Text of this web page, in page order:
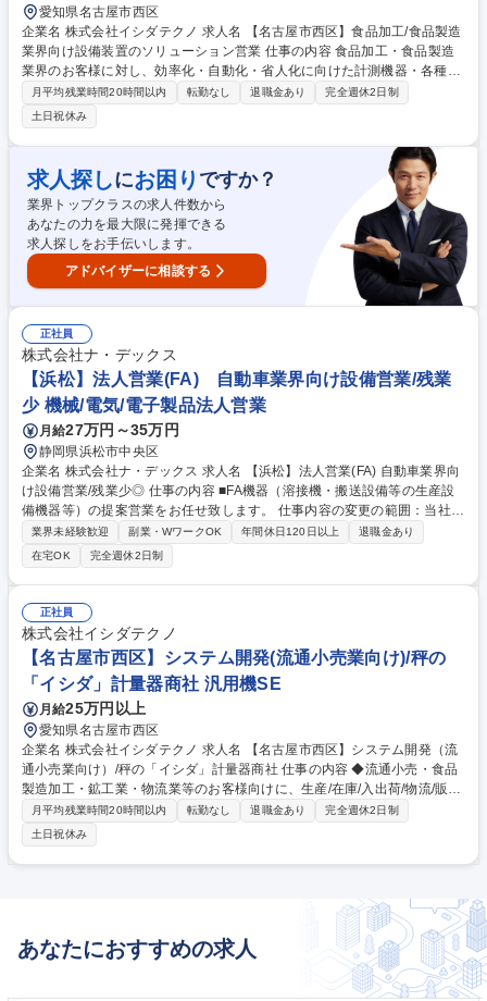
愛知県名古屋市西区
企業名 株式会社イシダテクノ 求人名 【名古屋市西区】食品加工/食品製造
業界向け設備装置のソリューション営業 仕事の内容 食品加工・食品製造
業界のお客様に対し、効率化・自動化・省人化に向けた計測機器・各種設
備機器ならびにITシステムを組み合わせたソリューション営業を行って頂
きます。 複数の設備を組み合わせた設備ラインや、生産効率を更に向上さ
せるためのITシステムも含め、複合的提案からお客様の課題解決に尽力頂
きます。担当するお客様は、既存のお客様が大半になりますので、ご利用
頂いている製品の調子を伺い、定期メンテナンスのご案内や新しい機械の
導入などの深耕営業をお任せします。1人あたりの担当企業数は20～30社
で、担当エリアは愛知地区をメインで一部岐阜・三重の企業様となりま
す。 募集職種 【名古屋市西区】食品加工/食品製造業界向け設備装置のソ
リューション営業
月平均残業時間20時間以内 転勤なし 退職金あり
完全週休2日制
土日祝休み
求人探しにお困り ですか？
業界トップクラスの求人件数から
あなたの力を最大限に発揮できる
求人探しをお手伝いします。
アドバイザーに相談する
正社員
株式会社ナ・デックス
【浜松】法人営業(FA) 自動車業界向け設備営業/残業
少 機械/電気/電子製品法人営業
月給27万円～35万円
静岡県浜松市中央区
企業名 株式会社ナ・デックス 求人名 【浜松】法人営業(FA) 自動車業界向
け設備営業/残業少◎ 仕事の内容 ■FA機器（溶接機・搬送設備等の生産設
備機器等）の提案営業をお任せ致します。 仕事内容の変更の範囲：当社業
務全般 【詳細】顧客からの生産ラインに関する要望に対し、設備機器のカ
スタマイズやコーディネートを顧客にあった形で提案、納入までのサポー
トを担当して頂きます。既存のお客様の新規ニーズ開拓、異業種への提案
営業も行って頂きます。【競合優位】溶接機器（制御装置）における国内
シェア50％超。国内の自動車メーカーすべてとお取引があり、取引先も大
手企業を中心にご担当いただけます。 募集職種 【浜松】法人営業(FA) 自
動車業界向け設備営業/残業少◎
業界未経験歓迎 副業・WワークOK 年間休日120日以上
退職金あり
在宅OK
完全週休2日制
正社員
株式会社イシダテクノ
【名古屋市西区】システム開発(流通小売業向け)/秤の
「イシダ」計量器商社 汎用機SE
月給25万円以上
愛知県名古屋市西区
企業名 株式会社イシダテクノ 求人名 【名古屋市西区】システム開発（流
通小売業向け）/秤の「イシダ」計量器商社 仕事の内容 ◆流通小売・食品
製造加工・鉱工業・物流業等のお客様向けに、生産/在庫/入出荷/物流/販売
管理・ワークフローシステムなど各種業務アプリケーション開発を行って
いただきます。 ヒアリング・現状分析から、仕様企画と提案、仕様設計・
基本設計・詳細設計・開発・導入まで一連の流れを一貫して対応。また、
外部委託を含めるものに関しては、外注先との折衝や管理。※イシダ社製
【開発環境】OS：Windows、言語：VB.net・C#、DB：Oracle/SQL/VB.n
et/C♯/ASP.net【開発期間】2～3か月がメイン（一部、大規模案件は2～3
年） 募集職種 【名古屋市西区】システム開発（流通小売業向け）/秤の
「イシダ」計量器商社
月平均残業時間20時間以内 転勤なし 退職金あり
完全週休2日制
土日祝休み
あなたにおすすめの求人